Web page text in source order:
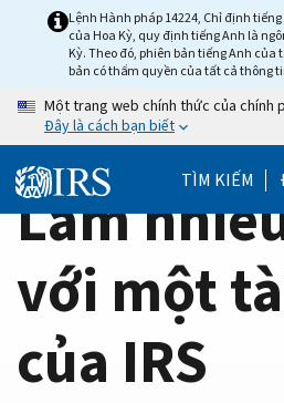
HomeLệnh Hành pháp 14224, Chỉ định
của Hoa Kỳ, quy định tiếng Anh là
Kỳ. Theo đó, phiên bản tiếng Anh
bản có thẩm quyền của tất cả thông
Một trang web chính thức của chính
Đây là cách bạn biết
TÌM KIẾM
Làm
với một
của IRS